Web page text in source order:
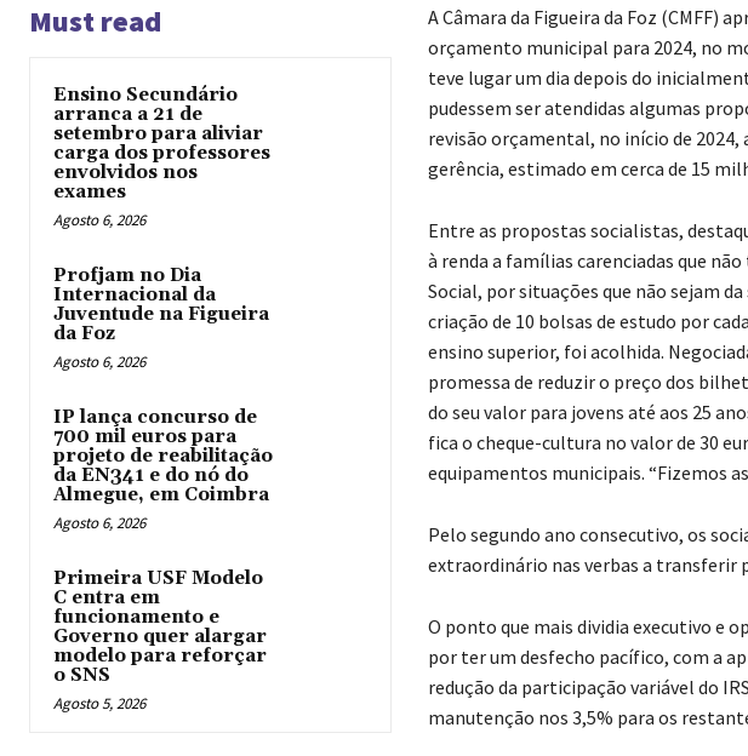
Must read
Ensino Secundário
arranca a 21 de
setembro para aliviar
carga dos professores
envolvidos nos
exames
Agosto 6, 2026
Profjam no Dia
Internacional da
Juventude na Figueira
da Foz
Agosto 6, 2026
IP lança concurso de
700 mil euros para
projeto de reabilitação
da EN341 e do nó do
Almegue, em Coimbra
Agosto 6, 2026
Primeira USF Modelo
C entra em
funcionamento e
Governo quer alargar
modelo para reforçar
o SNS
Agosto 5, 2026
A Câmara da Figueira da Foz (CMFF)
orçamento municipal para 2024, no
teve lugar um dia depois do
pudessem ser atendidas algumas
revisão orçamental, no início de
gerência, estimado em cerca de 15
Entre as propostas socialistas,
à renda a famílias carenciadas que
Social, por situações que não sejam
criação de 10 bolsas de estudo por
ensino superior, foi acolhida.
promessa de reduzir o preço dos
do seu valor para jovens até aos 25
fica o cheque-cultura no valor de 30
equipamentos municipais. “Fizemos
Pelo segundo ano consecutivo, os
extraordinário nas verbas a transferir
O ponto que mais dividia executivo e
por ter um desfecho pacífico, com a
redução da participação variável do
manutenção nos 3,5% para os